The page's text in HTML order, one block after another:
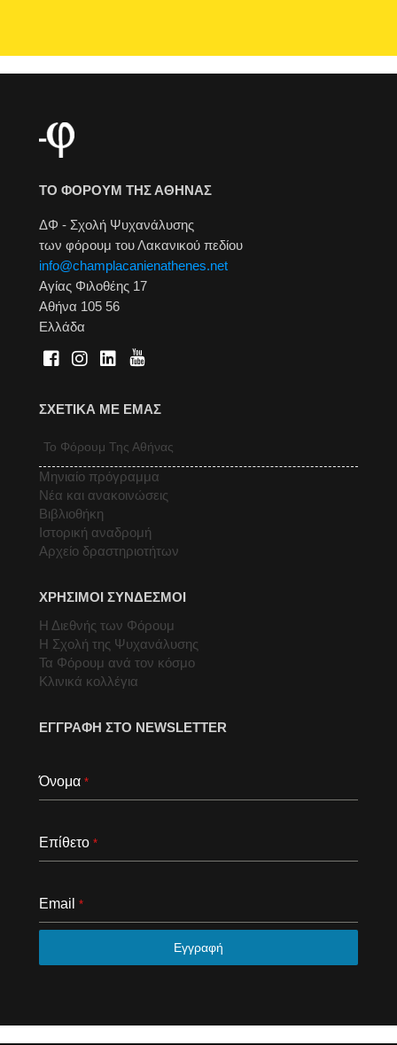
ΤΟ ΦΟΡΟΥΜ ΤΗΣ ΑΘΗΝΑΣ
ΔΦ - Σχολή Ψυχανάλυσης
των φόρουμ του Λακανικού πεδίου
info@champlacanienathenes.net
Αγίας Φιλοθέης 17
Αθήνα 105 56
Ελλάδα
ΣΧΕΤΙΚΑ ΜΕ ΕΜΑΣ
Το Φόρουμ Της Αθήνας
Μηνιαίο πρόγραμμα
Νέα και ανακοινώσεις
Βιβλιοθήκη
Ιστορική αναδρομή
Αρχείο δραστηριοτήτων
ΧΡΗΣΙΜΟΙ ΣΥΝΔΕΣΜΟΙ
Η Διεθνής των Φόρουμ
Η Σχολή της Ψυχανάλυσης
Τα Φόρουμ ανά τον κόσμο
Κλινικά κολλέγια
ΕΓΓΡΑΦΗ ΣΤΟ NEWSLETTER
Όνομα *
Επίθετο *
Email *
Εγγραφή